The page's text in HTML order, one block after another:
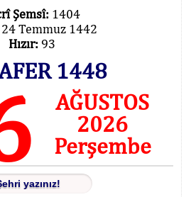
Şemsî: 1404
24 Temmuz 1442
Hızır: 93
1448
AĞUSTOS
2026
Perşembe